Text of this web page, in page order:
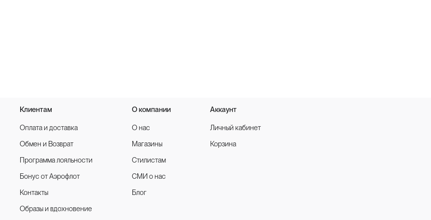
Клиентам
Оплата и доставка
Обмен и Возврат
Программа лояльности
Бонус от Аэрофлот
Контакты
Образы и вдохновение
О компании
О нас
Магазины
Стилистам
СМИ о нас
Блог
Аккаунт
Личный кабинет
Корзина